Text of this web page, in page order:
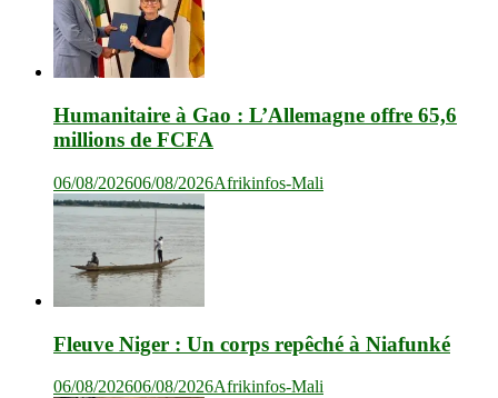
Humanitaire à Gao : L’Allemagne offre 65,6
millions de FCFA
06/08/202606/08/2026Afrikinfos-Mali
Fleuve Niger : Un corps repêché à Niafunké
06/08/202606/08/2026Afrikinfos-Mali